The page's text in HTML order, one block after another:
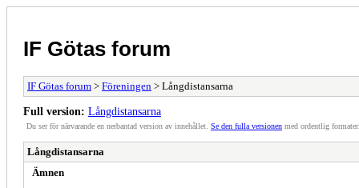
IF Götas forum
IF Götas forum > Föreningen > Långdistansarna
Full version: Långdistansarna
Du ser för närvarande en nerbantad version av innehållet. Se den fulla versionen med ordentlig
Långdistansarna
Ämnen